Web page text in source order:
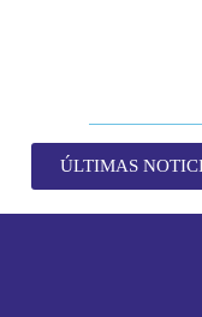
ÚLTIMAS